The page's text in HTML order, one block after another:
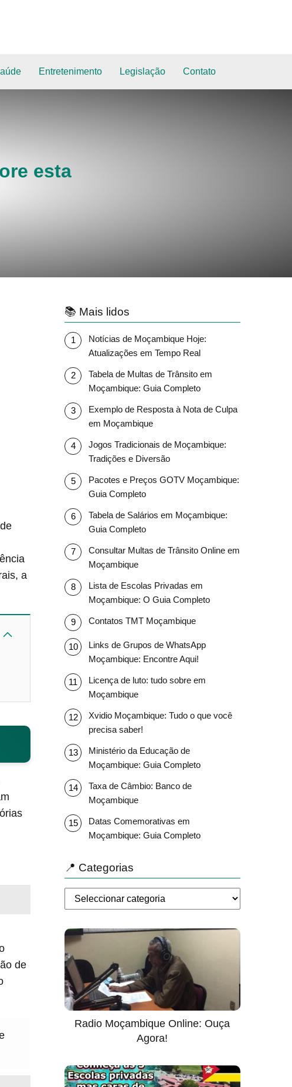
Entretenimento Legislação Contato
esta
a
de
📚 Mais lidos
Notícias de Moçambique Hoje:
Atualizações em Tempo Real
Tabela de Multas de Trânsito em
Moçambique: Guia Completo
Exemplo de Resposta à Nota de Culpa
em Moçambique
Jogos Tradicionais de Moçambique:
Tradições e Diversão
Pacotes e Preços GOTV Moçambique:
Guia Completo
Tabela de Salários em Moçambique:
Guia Completo
Consultar Multas de Trânsito Online em
Moçambique
Lista de Escolas Privadas em
Moçambique: O Guia Completo
Contatos TMT Moçambique
Links de Grupos de WhatsApp
Moçambique: Encontre Aqui!
Licença de luto: tudo sobre em
Moçambique
Xvidio Moçambique: Tudo o que você
precisa saber!
Ministério da Educação de
Moçambique: Guia Completo
Taxa de Câmbio: Banco de
Moçambique
Datas Comemorativas em
Moçambique: Guia Completo
📍 Categorias
Radio Moçambique Online: Ouça
Agora!